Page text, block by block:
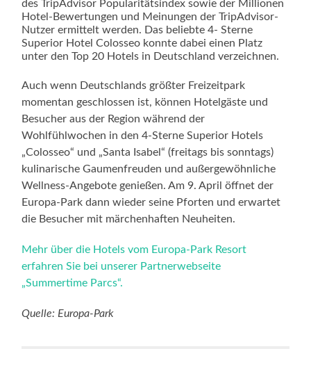
des TripAdvisor Popularitätsindex sowie der Millionen
Hotel-Bewertungen und Meinungen der TripAdvisor-
Nutzer ermittelt werden. Das beliebte 4- Sterne
Superior Hotel Colosseo konnte dabei einen Platz
unter den Top 20 Hotels in Deutschland verzeichnen.
Auch wenn Deutschlands größter Freizeitpark
momentan geschlossen ist, können Hotelgäste und
Besucher aus der Region während der
Wohlfühlwochen in den 4-Sterne Superior Hotels
„Colosseo“ und „Santa Isabel“ (freitags bis sonntags)
kulinarische Gaumenfreuden und außergewöhnliche
Wellness-Angebote genießen. Am 9. April öffnet der
Europa-Park dann wieder seine Pforten und erwartet
die Besucher mit märchenhaften Neuheiten.
Mehr über die Hotels vom Europa-Park Resort
erfahren Sie bei unserer Partnerwebseite
„Summertime Parcs“.
Quelle: Europa-Park